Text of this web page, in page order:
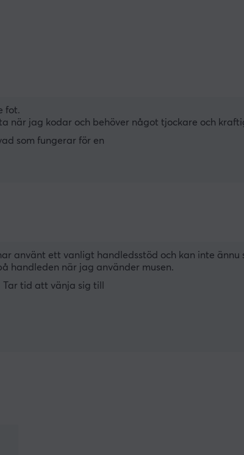
fot.
när jag kodar och behöver något tjockare och
som fungerar för en
använt ett vanligt handledsstöd och kan inte ännu
handleden när jag använder musen.
Tar tid att vänja sig till